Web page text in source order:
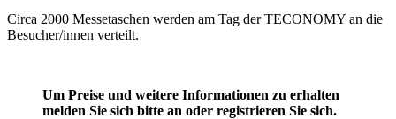
Circa 2000 Messetaschen werden am Tag der TECONOMY an die
Besucher/innen verteilt.
Um Preise und weitere Informationen zu erhalten
melden Sie sich bitte an oder registrieren Sie sich.